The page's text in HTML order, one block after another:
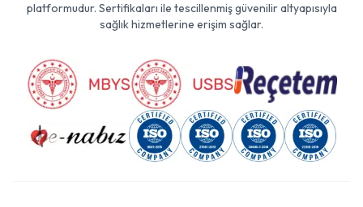
platformudur. Sertifikaları ile tescillenmiş güvenilir altyapısıyla
sağlık hizmetlerine erişim sağlar.